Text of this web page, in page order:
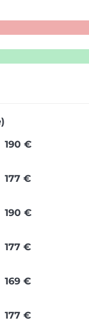
190 €
177 €
190 €
177 €
169 €
177 €